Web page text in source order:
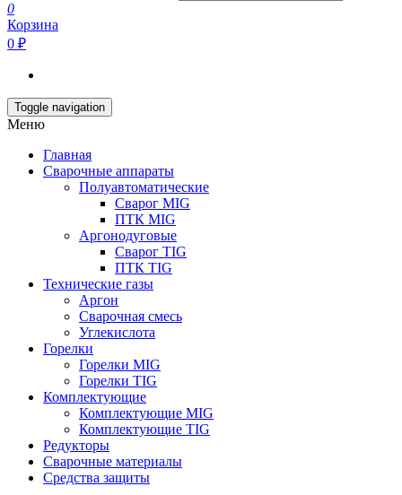
0
Корзина
0 ₽
Toggle navigation
Меню
Главная
Сварочные аппараты
Полуавтоматические
Сварог MIG
ПТК MIG
Аргонодуговые
Сварог TIG
ПТК TIG
Технические газы
Аргон
Сварочная смесь
Углекислота
Горелки
Горелки MIG
Горелки TIG
Комплектующие
Комплектующие MIG
Комплектующие TIG
Редукторы
Сварочные материалы
Средства защиты